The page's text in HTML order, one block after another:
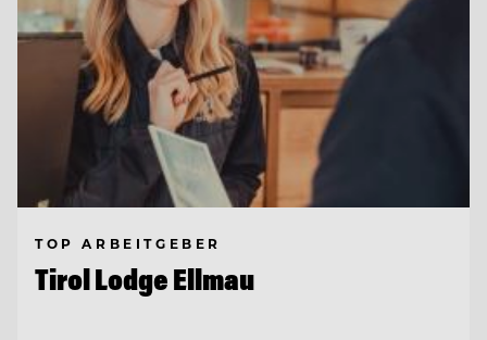
TOP ARBEITGEBER
Tirol Lodge Ellmau